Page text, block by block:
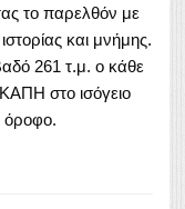
το παρελθόν με
και μνήμης.
261 τ.μ. ο κάθε
στο ισόγειο
όροφο.